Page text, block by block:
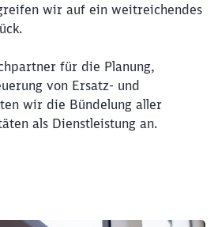
wir auf ein weitreichendes
für die Planung,
von Ersatz- und
wir die Bündelung aller
als Dienstleistung an.